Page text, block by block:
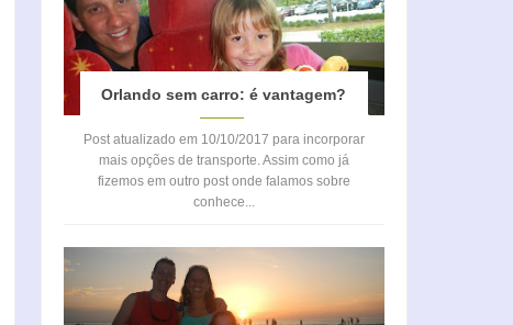
Orlando sem carro: é vantagem?
Post atualizado em 10/10/2017 para incorporar
mais opções de transporte. Assim como já
fizemos em outro post onde falamos sobre
conhece...